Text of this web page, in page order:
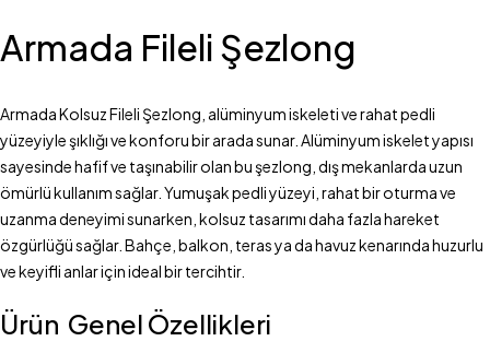
Armada Fileli Şezlong
Armada Kolsuz Fileli Şezlong, alüminyum iskeleti ve rahat pedli
yüzeyiyle şıklığı ve konforu bir arada sunar. Alüminyum iskelet yapısı
sayesinde hafif ve taşınabilir olan bu şezlong, dış mekanlarda uzun
ömürlü kullanım sağlar. Yumuşak pedli yüzeyi, rahat bir oturma ve
uzanma deneyimi sunarken, kolsuz tasarımı daha fazla hareket
özgürlüğü sağlar. Bahçe, balkon, teras ya da havuz kenarında huzurlu
ve keyifli anlar için ideal bir tercihtir.
Ürün Genel Özellikleri